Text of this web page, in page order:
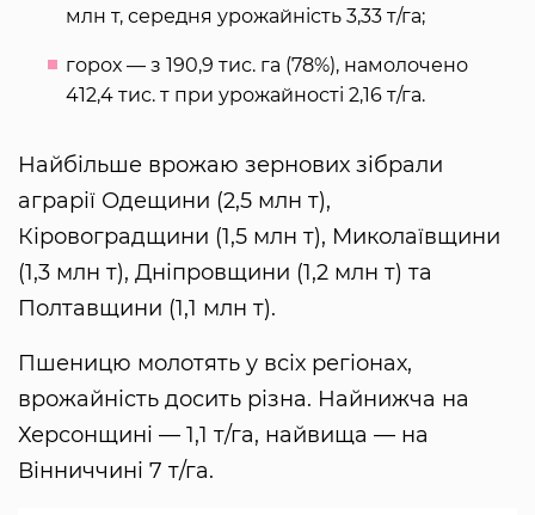
млн т, середня урожайність 3,33 т/га;
горох — з 190,9 тис. га (78%), намолочено
412,4 тис. т при урожайності 2,16 т/га.
Найбільше врожаю зернових зібрали
аграрії Одещини (2,5 млн т),
Кіровоградщини (1,5 млн т), Миколаївщини
(1,3 млн т), Дніпровщини (1,2 млн т) та
Полтавщини (1,1 млн т).
Пшеницю молотять у всіх регіонах,
врожайність досить різна. Найнижча на
Херсонщині — 1,1 т/га, найвища — на
Вінниччині 7 т/га.